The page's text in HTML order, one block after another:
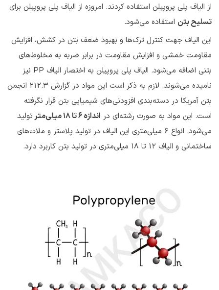
از الیاف پلی پروپیلن استفاده کردند. امروزه از الیاف پلی پروپیلن برای
تسلیح بتن استفاده می‌شود.
این الیاف جهت کنترل ترک‌ها و بهبود ضعف بتن در کشش، افزایش
مقاومت خمشی و افزایش مقاومت در برابر ضربه به مخلوط‌های
بتنی اضافه می‌شود. الیاف پلی پروپیلن به اختصار الیاف PP نیز
نامیده می‌شوند. لازم به ذکر است این مواد در گزارش 212.3 انجمن
بتن آمریکا در دسته‌بندی افزودنی‌های شیمیایی بتن قرار نگرفته
است. این مواد به صورت رشته‌ای در اندازه 6 تا 18 میلی‌متر
تولید
می‌شود. انواع 6 میلی‌متری این الیاف در تولید پلاستر و ملات‌های
ساختمانی و الیاف 12 تا 18 میلی‌متری در تولید بتن کاربرد دارد.